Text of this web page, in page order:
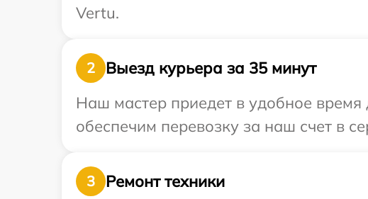
Vertu.
2
Выезд курьера за 35 минут
Наш мастер приедет в удобное
обеспечим перевозку за наш счет в
3
Ремонт техники